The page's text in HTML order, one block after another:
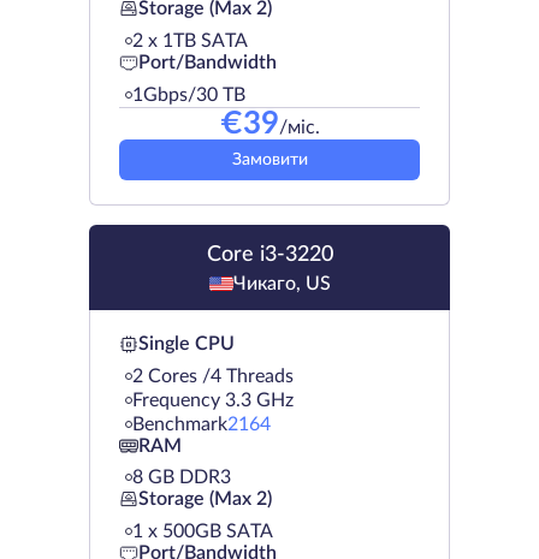
Storage (Max 2)
2 х 1TB SATA
Port/Bandwidth
1Gbps/30 TB
€39/міс.
Замовити
Core i3-3220
Чикаго, US
Single CPU
2 Cores /4 Threads
Frequency 3.3 GHz
Benchmark2164
RAM
8 GB DDR3
Storage (Max 2)
1 х 500GB SATA
Port/Bandwidth